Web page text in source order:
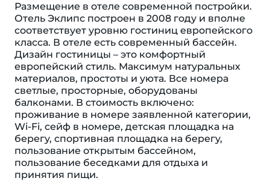
Размещение в отеле современной постройки.
Отель Эклипс построен в 2008 году и вполне
соответствует уровню гостиниц европейского
класса. В отеле есть современный бассейн.
Дизайн гостиницы – это комфортный
европейский стиль. Максимум натуральных
материалов, простоты и уюта. Все номера
светлые, просторные, оборудованы
балконами. В стоимость включено:
проживание в номере заявленной категории,
Wi-Fi, сейф в номере, детская площадка на
берегу, спортивная площадка на берегу,
пользование открытым бассейном,
пользование беседками для отдыха и
принятия пищи.